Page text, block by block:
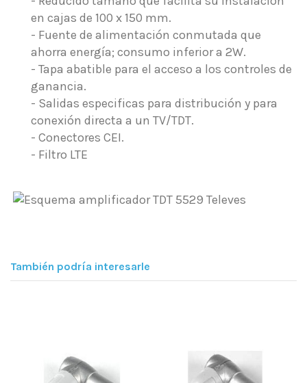
en cajas de 100 x 150 mm.
- Fuente de alimentación conmutada que
ahorra energía; consumo inferior a 2W.
- Tapa abatible para el acceso a los controles de
ganancia.
- Salidas especificas para distribución y para
conexión directa a un TV/TDT.
- Conectores CEI.
- Filtro LTE
También podría interesarle